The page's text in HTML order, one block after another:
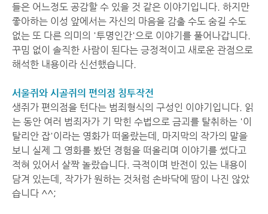
들은 어느정도 공감할 수 있을 것 같은 이야기입니다. 하지만
좋아하는 이성 앞에서는 자신의 마음을 감출 수도 숨길 수도
없는 또 다른 의미의 '투명인간'으로 이야기를 풀어나갑니다.
꾸밈 없이 솔직한 사람이 된다는 긍정적이고 새로운 관점으로
해석한 내용이라 신선했습니다.
서울쥐와 시골쥐의 편의점 침투작전
생쥐가 편의점을 턴다는 범죄형식의 구성인 이야기입니다. 읽
는 동안 여러 범죄자가 기 막힌 수법으로 금괴를 탈취하는 '이
탈리안 잡'이라는 영화가 떠올랐는데, 마지막의 작가의 말을
보니 실제 그 영화를 봤던 경험을 떠올리며 이야기를 썼다고
적혀 있어서 살짝 놀랐습니다. 극적이며 반전이 있는 내용이
담겨 있는데, 작가가 원하는 것처럼 손바닥에 땀이 나진 않았
습니다 ^^;